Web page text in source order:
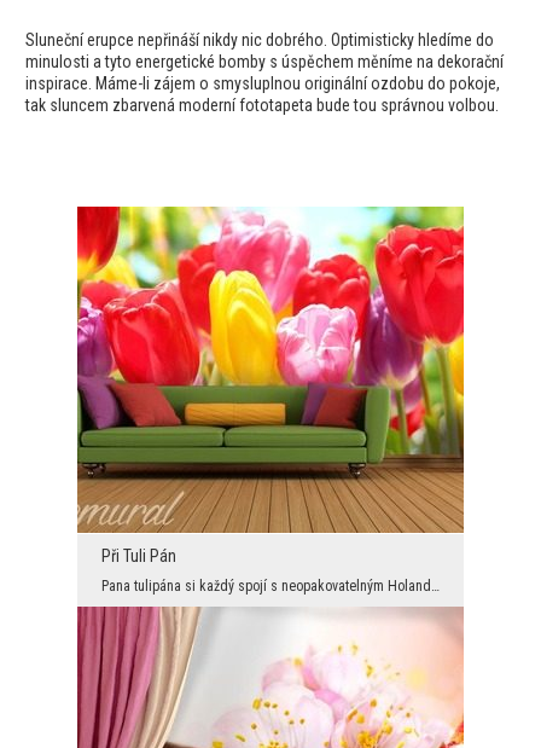
Sluneční erupce nepřináší nikdy nic dobrého. Optimisticky hledíme do
minulosti a tyto energetické bomby s úspěchem měníme na dekorační
inspirace. Máme-li zájem o smysluplnou originální ozdobu do pokoje,
tak sluncem zbarvená moderní fototapeta bude tou správnou volbou.
Při Tuli Pán